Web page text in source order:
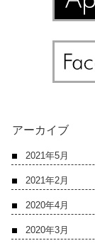
アーカイブ
2021年5月
2021年2月
2020年4月
2020年3月